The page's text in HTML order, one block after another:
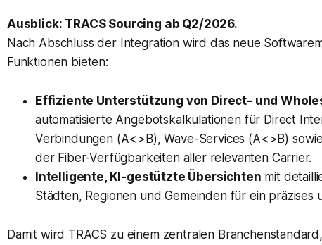
Ausblick: TRACS Sourcing ab Q2/2026.
Nach Abschluss der Integration wird das neue
Funktionen bieten:
Effiziente Unterstützung von Direct- und
automatisierte Angebotskalkulationen für Direct
Verbindungen (A<>B), Wave-Services (A<>B)
der Fiber-Verfügbarkeiten aller relevanten Carrier.
Intelligente, KI-gestützte Übersichten mit
Städten, Regionen und Gemeinden für ein präzises
Damit wird TRACS zu einem zentralen